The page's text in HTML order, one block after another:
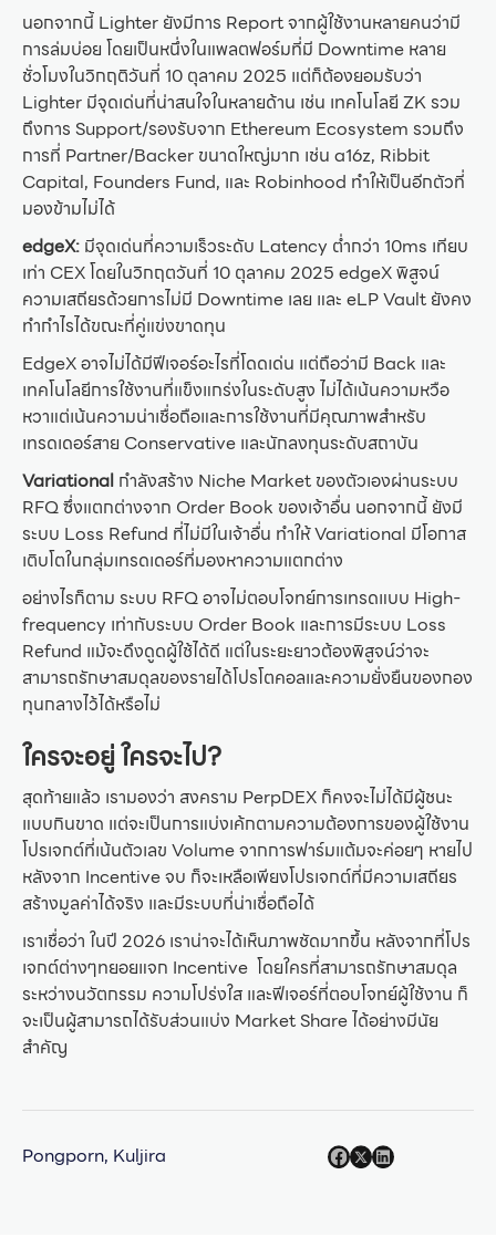
นอกจากนี้ Lighter ยังมีการ Report จากผู้ใช้งานหลายคนว่ามี
การล่มบ่อย โดยเป็นหนึ่งในแพลตฟอร์มที่มี Downtime หลาย
ชั่วโมงในวิกฤติวันที่ 10 ตุลาคม 2025 แต่ก็ต้องยอมรับว่า
Lighter มีจุดเด่นที่น่าสนใจในหลายด้าน เช่น เทคโนโลยี ZK รวม
ถึงการ Support/รองรับจาก Ethereum Ecosystem รวมถึง
การที่ Partner/Backer ขนาดใหญ่มาก เช่น a16z, Ribbit
Capital, Founders Fund, และ Robinhood ทำให้เป็นอีกตัวที่
มองข้ามไม่ได้
edgeX: มีจุดเด่นที่ความเร็วระดับ Latency ต่ำกว่า 10ms เทียบ
เท่า CEX โดยในวิกฤตวันที่ 10 ตุลาคม 2025 edgeX พิสูจน์
ความเสถียรด้วยการไม่มี Downtime เลย และ eLP Vault ยังคง
ทำกำไรได้ขณะที่คู่แข่งขาดทุน
EdgeX อาจไม่ได้มีฟีเจอร์อะไรที่โดดเด่น แต่ถือว่ามี Back และ
เทคโนโลยีการใช้งานที่แข็งแกร่งในระดับสูง ไม่ได้เน้นความหวือ
หวาแต่เน้นความน่าเชื่อถือและการใช้งานที่มีคุณภาพสำหรับ
เทรดเดอร์สาย Conservative และนักลงทุนระดับสถาบัน
Variational กำลังสร้าง Niche Market ของตัวเองผ่านระบบ
RFQ ซึ่งแตกต่างจาก Order Book ของเจ้าอื่น นอกจากนี้ ยังมี
ระบบ Loss Refund ที่ไม่มีในเจ้าอื่น ทำให้ Variational มีโอกาส
เติบโตในกลุ่มเทรดเดอร์ที่มองหาความแตกต่าง
อย่างไรก็ตาม ระบบ RFQ อาจไม่ตอบโจทย์การเทรดแบบ High-
frequency เท่ากับระบบ Order Book และการมีระบบ Loss
Refund แม้จะดึงดูดผู้ใช้ได้ดี แต่ในระยะยาวต้องพิสูจน์ว่าจะ
สามารถรักษาสมดุลของรายได้โปรโตคอลและความยั่งยืนของกอง
ทุนกลางไว้ได้หรือไม่
ใครจะอยู่ ใครจะไป?
สุดท้ายแล้ว เรามองว่า สงคราม PerpDEX ก็คงจะไม่ได้มีผู้ชนะ
แบบกินขาด แต่จะเป็นการแบ่งเค้กตามความต้องการของผู้ใช้งาน
โปรเจกต์ที่เน้นตัวเลข Volume จากการฟาร์มแต้มจะค่อยๆ หายไป
หลังจาก Incentive จบ ก็จะเหลือเพียงโปรเจกต์ที่มีความเสถียร
สร้างมูลค่าได้จริง และมีระบบที่น่าเชื่อถือได้
เราเชื่อว่า ในปี 2026 เราน่าจะได้เห็นภาพชัดมากขึ้น หลังจากที่โปร
เจกต์ต่างๆทยอยแจก Incentive โดยใครที่สามารถรักษาสมดุล
ระหว่างนวัตกรรม ความโปร่งใส และฟีเจอร์ที่ตอบโจทย์ผู้ใช้งาน ก็
จะเป็นผู้สามารถได้รับส่วนแบ่ง Market Share ได้อย่างมีนัย
สำคัญ
Pongporn, Kuljira